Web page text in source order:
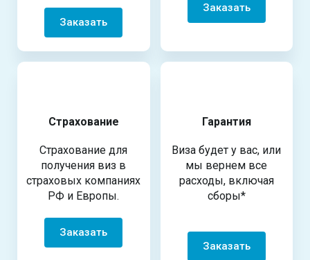
Заказать
Заказать
Страхование
Страхование для
получения виз в
страховых компаниях
РФ и Европы.
Заказать
Гарантия
Виза будет у вас, или
мы вернем все
расходы, включая
сборы*
Заказать